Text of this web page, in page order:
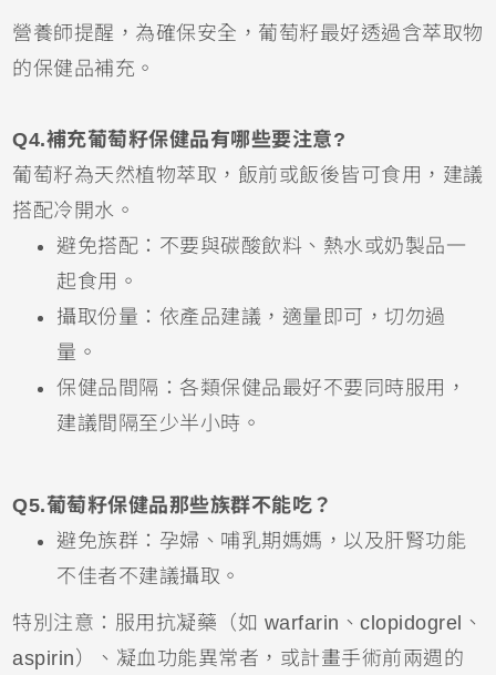
營養師提醒，為確保安全，葡萄籽最好透過含萃取物
的保健品補充。
Q4.補充葡萄籽保健品有哪些要注意?
葡萄籽為天然植物萃取，飯前或飯後皆可食用，建議
搭配冷開水。
避免搭配：不要與碳酸飲料、熱水或奶製品一
起食用。
攝取份量：依產品建議，適量即可，切勿過
量。
保健品間隔：各類保健品最好不要同時服用，
建議間隔至少半小時。
Q5.葡萄籽保健品那些族群不能吃？
避免族群：孕婦、哺乳期媽媽，以及肝腎功能
不佳者不建議攝取。
特別注意：服用抗凝藥（如 warfarin、clopidogrel、
aspirin）、凝血功能異常者，或計畫手術前兩週的